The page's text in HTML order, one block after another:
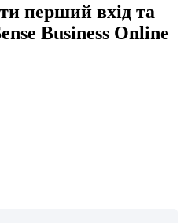
перший вхід та
Business Online